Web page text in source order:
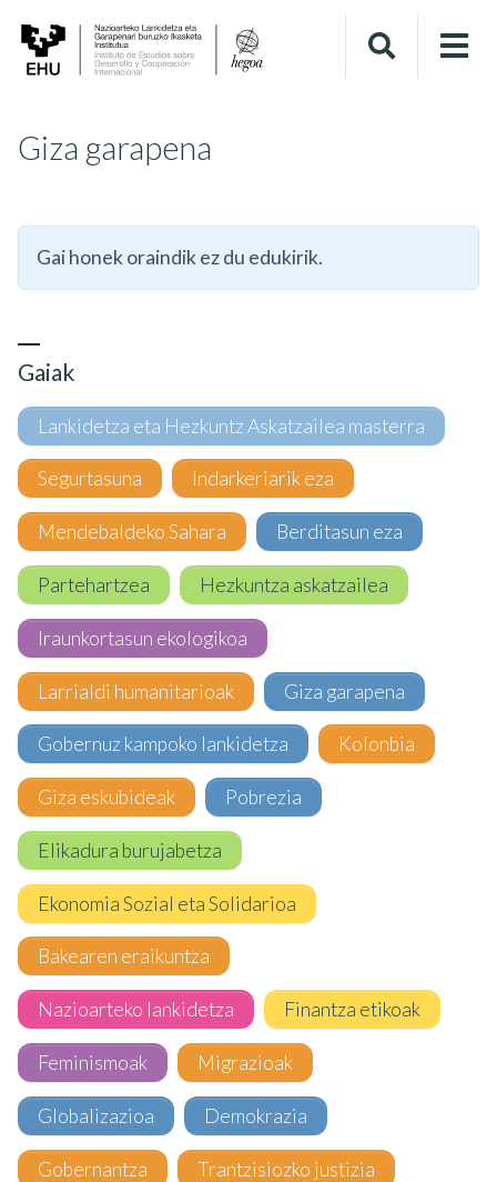
Giza garapena
Gai honek oraindik ez du edukirik.
Gaiak
Lankidetza eta Hezkuntz Askatzailea masterra
Segurtasuna Indarkeriarik eza
Mendebaldeko Sahara Berditasun eza
Partehartzea Hezkuntza askatzailea
Iraunkortasun ekologikoa
Larrialdi humanitarioak Giza garapena
Gobernuz kampoko lankidetza Kolonbia
Giza eskubideak Pobrezia
Elikadura burujabetza
Ekonomia Sozial eta Solidarioa
Bakearen eraikuntza
Nazioarteko lankidetza Finantza etikoak
Feminismoak Migrazioak
Globalizazioa Demokrazia
Gobernantza Trantzisiozko justizia